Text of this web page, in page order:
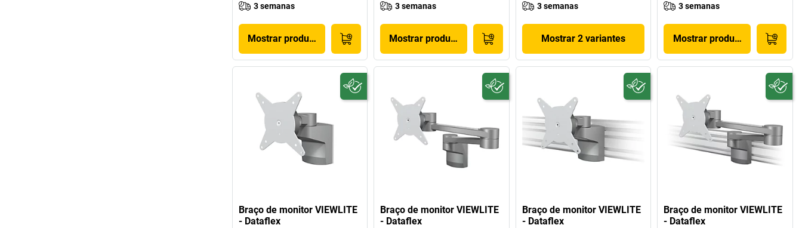
3 semanas
Mostrar produto
3 semanas
Mostrar produto
3 semanas
Mostrar 2 variantes
3 semanas
Mostrar produto
Braço de monitor VIEWLITE
- Dataflex
Braço de monitor VIEWLITE
- Dataflex
Braço de monitor VIEWLITE
- Dataflex
Braço de monitor VIEWLITE
- Dataflex